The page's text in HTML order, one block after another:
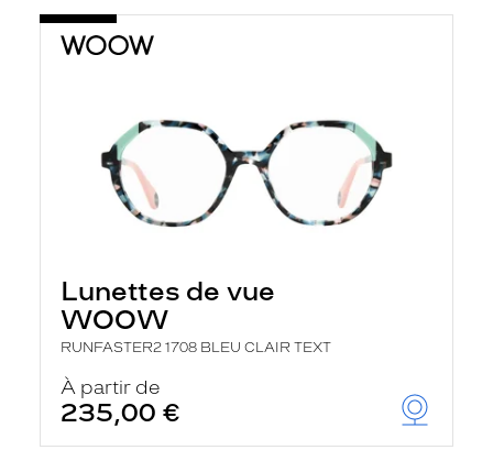
Lunettes de vue
WOOW
RUNFASTER2 1708 BLEU CLAIR TEXT
À partir de
235,00 €